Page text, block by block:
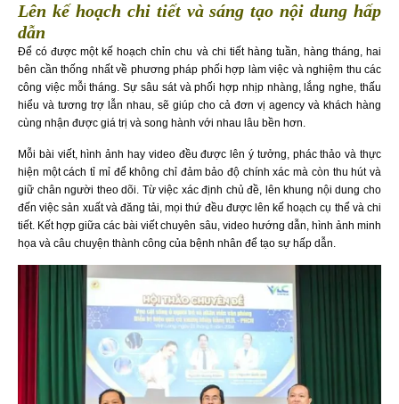
Lên kế hoạch chi tiết và sáng tạo nội dung hấp
dẫn
Để có được một kế hoạch chỉn chu và chi tiết hàng tuần, hàng tháng, hai
bên cần thống nhất về phương pháp phối hợp làm việc và nghiệm thu các
công việc mỗi tháng. Sự sâu sát và phối hợp nhịp nhàng, lắng nghe, thấu
hiểu và tương trợ lẫn nhau, sẽ giúp cho cả đơn vị agency và khách hàng
cùng nhận được giá trị và song hành với nhau lâu bền hơn.
Mỗi bài viết, hình ảnh hay video đều được lên ý tưởng, phác thảo và thực
hiện một cách tỉ mỉ để không chỉ đảm bảo độ chính xác mà còn thu hút và
giữ chân người theo dõi. Từ việc xác định chủ đề, lên khung nội dung cho
đến việc sản xuất và đăng tải, mọi thứ đều được lên kế hoạch cụ thể và chi
tiết. Kết hợp giữa các bài viết chuyên sâu, video hướng dẫn, hình ảnh minh
họa và câu chuyện thành công của bệnh nhân để tạo sự hấp dẫn.